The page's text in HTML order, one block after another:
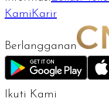
Kami Karir
Berlangganan
Ikuti Kami